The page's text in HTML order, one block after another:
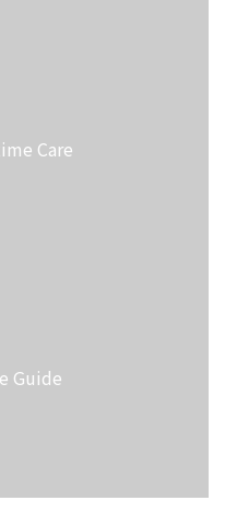
Lifetime Care
Size Guide